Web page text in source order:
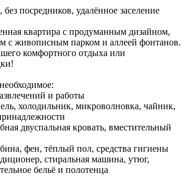
без посредников, удалённое заселение
квартира с продуманным дизайном,
с живописным парком и аллеей фонтанов.
комфортного отдыха или
и работы
холодильник, микроволновка, чайник,
двуспальная кровать, вместительный
фен, тёплый пол, средства гигиены
стиральная машина, утюг,
бельё и полотенца